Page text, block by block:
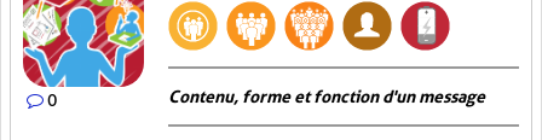
0 Contenu, forme et fonction d'un message